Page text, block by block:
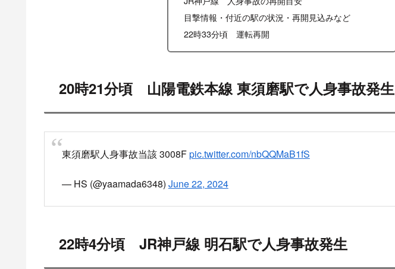
目撃情報・付近の駅の状況・再開見込みなど
22時33分頃 運転再開
20時21分頃 山陽電鉄本線 東須磨駅で人身事故発生
東須磨駅人身事故当該 3008Fpic.twitter.com/nbQQMaB1fS
— HS (@yaamada6348) June 22, 2024
22時4分頃 JR神戸線 明石駅で人身事故発生